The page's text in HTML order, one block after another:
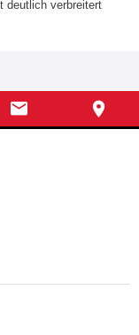
deutlich verbreitert